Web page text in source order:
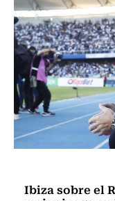
Ibiza sobre el